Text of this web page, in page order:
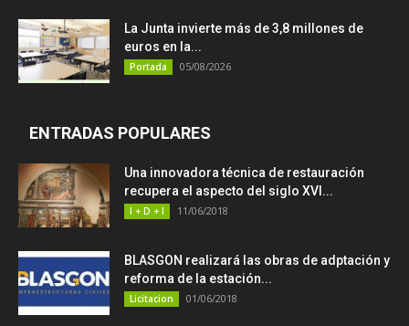
La Junta invierte más de 3,8 millones de
euros en la...
Portada 05/08/2026
ENTRADAS POPULARES
Una innovadora técnica de restauración
recupera el aspecto del siglo XVI...
I + D + I 11/06/2018
BLASGON realizará las obras de adptación y
reforma de la estación...
Licitacion 01/06/2018